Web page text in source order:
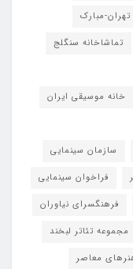
مبارک
تماشاخانه سنگلج
خانه موسیقی ایران
سازمان سینمایی
فراخوان سینمایی
فرهنگسرای نیاوران
مجموعه تئاتر لبخند
معاصر